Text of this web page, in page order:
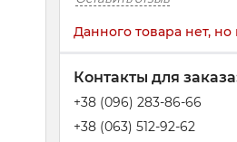
Данного товара нет,
Контакты для
+38 (096) 283-86-66
+38 (063) 512-92-62